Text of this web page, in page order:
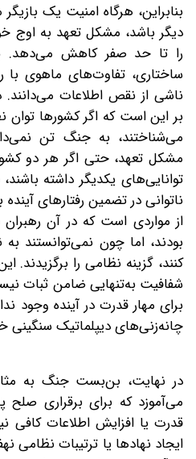
بنابراین، هرگاه امنیت یک
دیگر باشد، مشکل تعهد به اوج
را تا حد صفر کاهش می‌دهد.
ساختاری، تفاوت‌های ماهوی با
ناشی از نقص اطلاعات
بر این است که اگر کشورها توان
می‌شناختند، به جنگ تن
مشکل تعهد، حتی اگر هر دو
توانایی‌های یکدیگر داشته
ناتوانی در تضمین رفتارهای
از مواردی است که در آن
بودند، اما چون نمی‌توانستند
کنند، گزینه نظامی را
شفافیت به‌تنهایی ضامن ثبات
برای مهار قدرت در آینده وجود
چانه‌زنی‌های دیپلماتیک سنگینی
در نهایت، بن‌بست جنگ به
می‌آموزد که برای برقراری صلح
قدرت یا افزایش اطلاعات کافی
ایجاد نهادها یا ترتیبات